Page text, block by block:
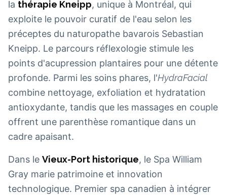
la thérapie Kneipp, unique à Montréal, qui
exploite le pouvoir curatif de l'eau selon les
préceptes du naturopathe bavarois Sebastian
Kneipp. Le parcours réflexologie stimule les
points d'acupression plantaires pour une détente
profonde. Parmi les soins phares, l'HydraFacial
combine nettoyage, exfoliation et hydratation
antioxydante, tandis que les massages en couple
offrent une parenthèse romantique dans un
cadre apaisant.
Dans le Vieux-Port historique, le Spa William
Gray marie patrimoine et innovation
technologique. Premier spa canadien à intégrer